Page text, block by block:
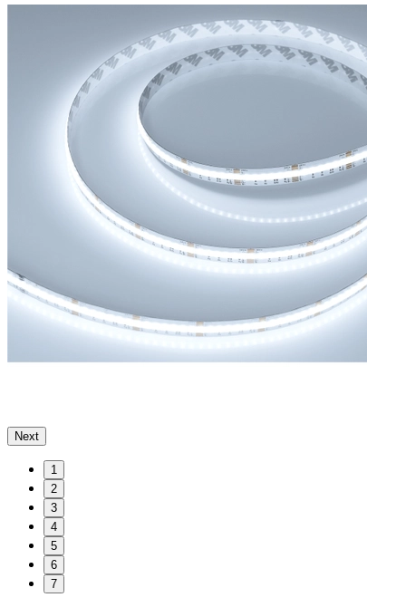
Next
1
2
3
4
5
6
7